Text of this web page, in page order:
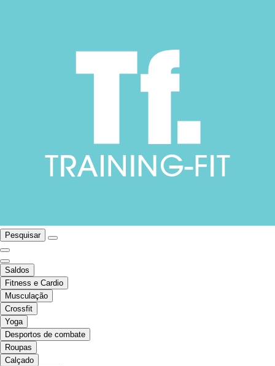
Pesquisar
Saldos
Fitness e Cardio
Musculação
Crossfit
Yoga
Desportos de combate
Roupas
Calçado